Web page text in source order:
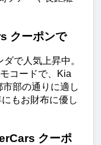
クーポンで
で人気上昇中。
コードで、Kia
部の通りに適し
もお財布に優し
クーポ